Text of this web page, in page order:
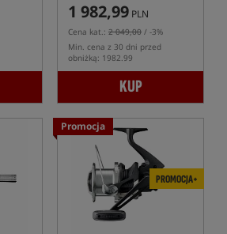
1 982,99 PLN
Cena kat.: 2 049,00 / -3%
Min. cena z 30 dni przed
obniżką: 1982.99
KUP
Promocja
PROMOCJA+